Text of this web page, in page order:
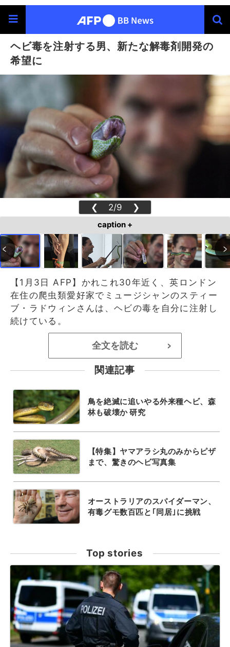
ヘビ毒を注射する男、新たな解毒剤開発の
希望に
❮ 2/9 ❯
caption +
【1月3日 AFP】かれこれ30年近く、英ロンドン
在住の爬虫類愛好家でミュージシャンのスティー
ブ・ラドウィンさんは、ヘビの毒を自分に注射し
続けている。
全文を読む >
関連記事
鳥を絶滅に追いやる外来種ヘビ、森
林も破壊か 研究
【特集】ヤマアラシ丸のみからピザ
まで、驚きのヘビ写真集
オーストラリアのスパイダーマン、
有毒グモ数百匹と｢同居｣に挑戦
Top stories